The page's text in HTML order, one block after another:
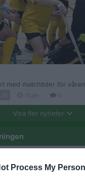
Process My
Visa fler nyheter
In-Bingo 260727